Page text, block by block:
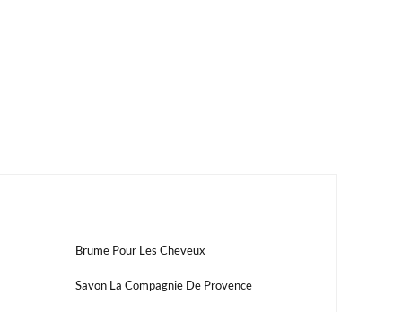
Brume Pour Les Cheveux
Savon La Compagnie De Provence